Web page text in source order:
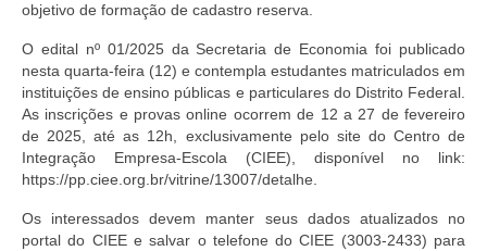
objetivo de formação de cadastro reserva.
O edital nº 01/2025 da Secretaria de Economia foi publicado
nesta quarta-feira (12) e contempla estudantes matriculados em
instituições de ensino públicas e particulares do Distrito Federal.
As inscrições e provas online ocorrem de 12 a 27 de fevereiro
de 2025, até as 12h, exclusivamente pelo site do Centro de
Integração Empresa-Escola (CIEE), disponível no link:
https://pp.ciee.org.br/vitrine/13007/detalhe.
Os interessados devem manter seus dados atualizados no
portal do CIEE e salvar o telefone do CIEE (3003-2433) para